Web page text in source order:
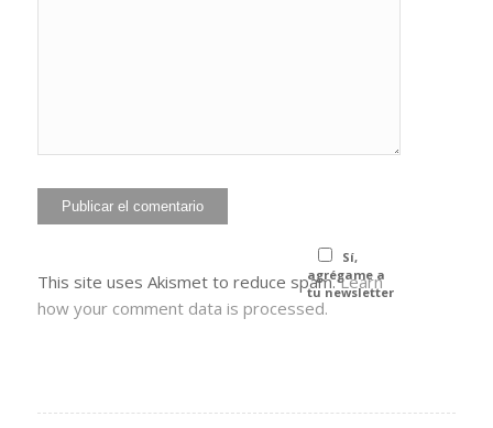
Sí,
agrégame a
tu newsletter
This site uses Akismet to reduce spam.Learn
how your comment data is processed.